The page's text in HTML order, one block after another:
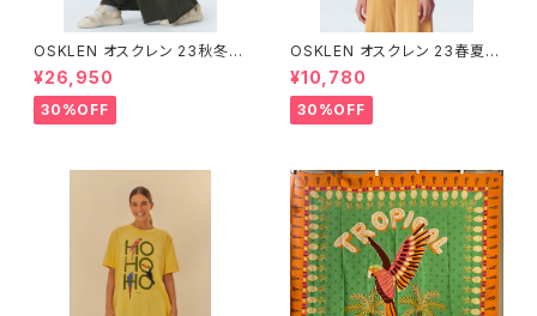
OSKLEN オスクレン 23秋冬
ボトムス 1045-69665
¥26,950
30%OFF
OSKLEN オスクレン 23春夏 ト
ップス 1027-67292
¥10,780
30%OFF